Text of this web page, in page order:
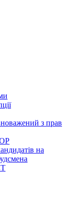
з прав
на